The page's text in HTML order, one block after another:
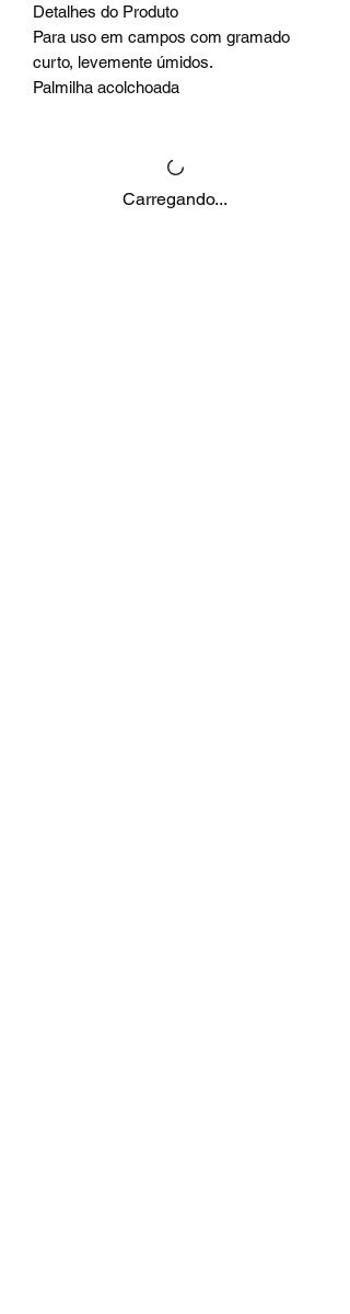
Detalhes do Produto
Para uso em campos com gramado
curto, levemente úmidos.
Palmilha acolchoada
Carregando...